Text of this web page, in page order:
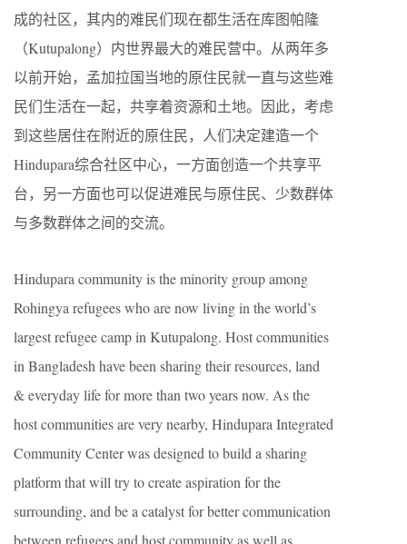
成的社区，其内的难民们现在都生活在库图帕隆
（Kutupalong）内世界最大的难民营中。从两年多
以前开始，孟加拉国当地的原住民就一直与这些难
民们生活在一起，共享着资源和土地。因此，考虑
到这些居住在附近的原住民，人们决定建造一个
Hindupara综合社区中心，一方面创造一个共享平
台，另一方面也可以促进难民与原住民、少数群体
与多数群体之间的交流。
Hindupara community is the minority group among
Rohingya refugees who are now living in the world’s
largest refugee camp in Kutupalong. Host communities
in Bangladesh have been sharing their resources, land
& everyday life for more than two years now. As the
host communities are very nearby, Hindupara Integrated
Community Center was designed to build a sharing
platform that will try to create aspiration for the
surrounding, and be a catalyst for better communication
between refugees and host community as well as